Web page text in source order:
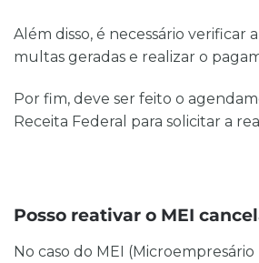
Além disso, é necessário verificar
multas geradas e realizar o
Por fim, deve ser feito o
Receita Federal para solicitar a
Posso reativar o MEI
No caso do MEI